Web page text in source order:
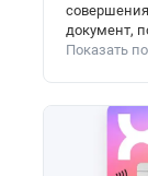
документ,
Показать